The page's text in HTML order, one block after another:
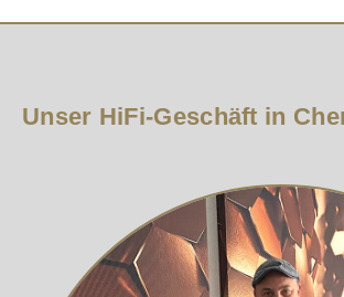
Das in den Magnetsystemen der
extrem geringer elektrischer
reduziert.
Unser HiFi-Geschäft in